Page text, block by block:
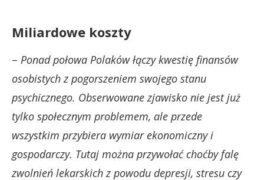
Miliardowe koszty
– Ponad połowa Polaków łączy kwestię finansów
osobistych z pogorszeniem swojego stanu
psychicznego. Obserwowane zjawisko nie jest już
tylko społecznym problemem, ale przede
wszystkim przybiera wymiar ekonomiczny i
gospodarczy. Tutaj można przywołać choćby falę
zwolnień lekarskich z powodu depresji, stresu czy